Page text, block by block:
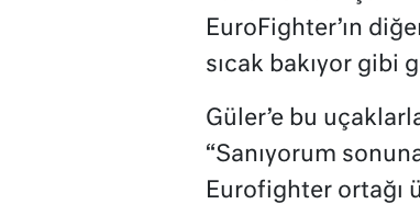
EuroFighter’ın
sıcak bakıyor gibi
Güler’e bu
“Sanıyorum
Eurofighter ortağı